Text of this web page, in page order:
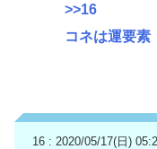
>>16
コネは運要素
16 : 2020/05/17(日)